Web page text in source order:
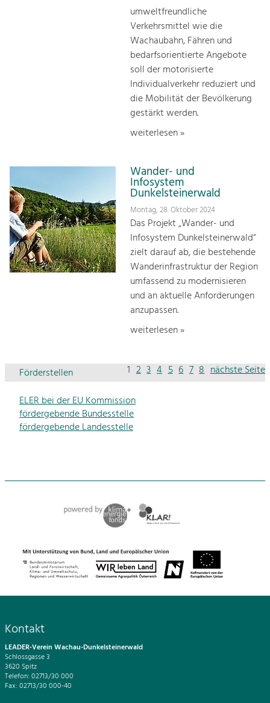
umweltfreundliche
Verkehrsmittel wie die
Wachaubahn, Fähren und
bedarfsorientierte Angebote
soll der motorisierte
Individualverkehr reduziert und
die Mobilität der Bevölkerung
gestärkt werden.
weiterlesen »
Wander- und
Infosystem
Dunkelsteinerwald
Montag, 28. Oktober 2024
Das Projekt „Wander- und
Infosystem Dunkelsteinerwald“
zielt darauf ab, die bestehende
Wanderinfrastruktur der Region
umfassend zu modernisieren
und an aktuelle Anforderungen
anzupassen.
weiterlesen »
1 2 3 4 5 6 7 8 nächste Seite
Förderstellen
ELER bei der EU Kommission
fördergebende Bundesstelle
fördergebende Landesstelle
Kontakt
LEADER-Verein Wachau-Dunkelsteinerwald
Schlossgasse 3
3620 Spitz
Telefon: 02713/30 000
Fax: 02713/30 000-40